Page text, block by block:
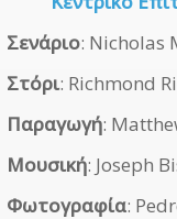
Σενάριο: Nicholas
Στόρι: Richmond
Παραγωγή:
Μουσική: Joseph
Φωτογραφία: